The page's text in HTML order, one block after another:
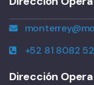
+52 81 8082
Dirección